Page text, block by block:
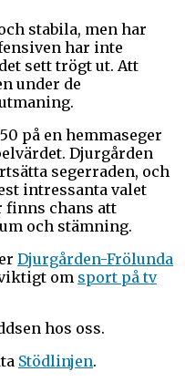
stabila, men har
har inte
sett trögt ut. Att
under de
på en hemmaseger
Djurgården
segerraden, och
intressanta valet
finns chans att
och stämning.
Djurgården-Frölunda
om sport på tv
hos oss.
Stödlinjen.